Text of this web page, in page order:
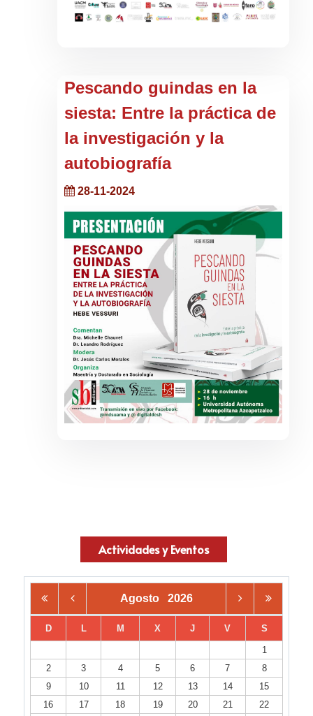
Pescando guindas en la
siesta: Entre la práctica de
la investigación y la
autobiografía
28-11-2024
Actividades y Eventos
Agosto 2026
D L M X J V S
1
2
3 4 5 6 7
8
9
10 11 12 13 14
15
16
17 18 19 20 21
22